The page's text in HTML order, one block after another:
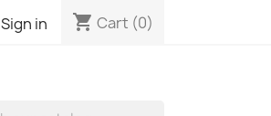
Sign in shopping_cart Cart (0)